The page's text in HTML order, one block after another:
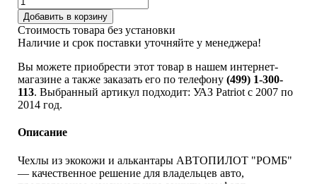
Добавить в корзину
Стоимость товара без установки
Наличие и срок поставки уточняйте у менеджера!
Вы можете приобрести этот товар в нашем интернет-
магазине а также заказать его по телефону (499) 1-300-
113. Выбранный артикул подходит: УАЗ Patriot c 2007 по
2014 год.
Описание
Чехлы из экокожи и алькантары АВТОПИЛОТ "РОМБ"
— качественное решение для владельцев авто,